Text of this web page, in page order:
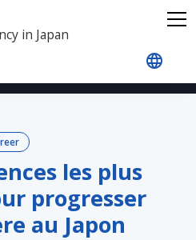
Les 5
les plus
progresser
au Japon